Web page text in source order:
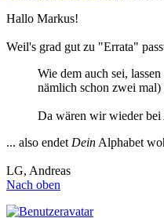
Hallo Markus!
Weil's grad gut zu "Errata"
Wie dem auch sei,
nämlich schon zwei mal)
Da wären wir wieder bei
... also endet Dein Alphabet
LG, Andreas
Nach oben